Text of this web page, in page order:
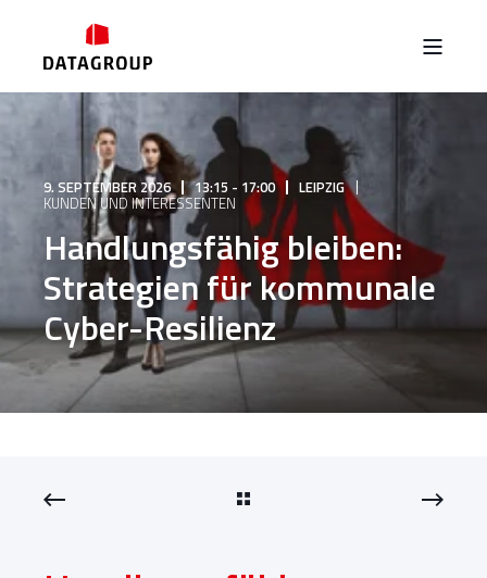
9. SEPTEMBER 2026 13:15 - 17:00 LEIPZIG
KUNDEN UND INTERESSENTEN
Handlungsfähig bleiben:
Strategien für kommunale
Cyber-Resilienz